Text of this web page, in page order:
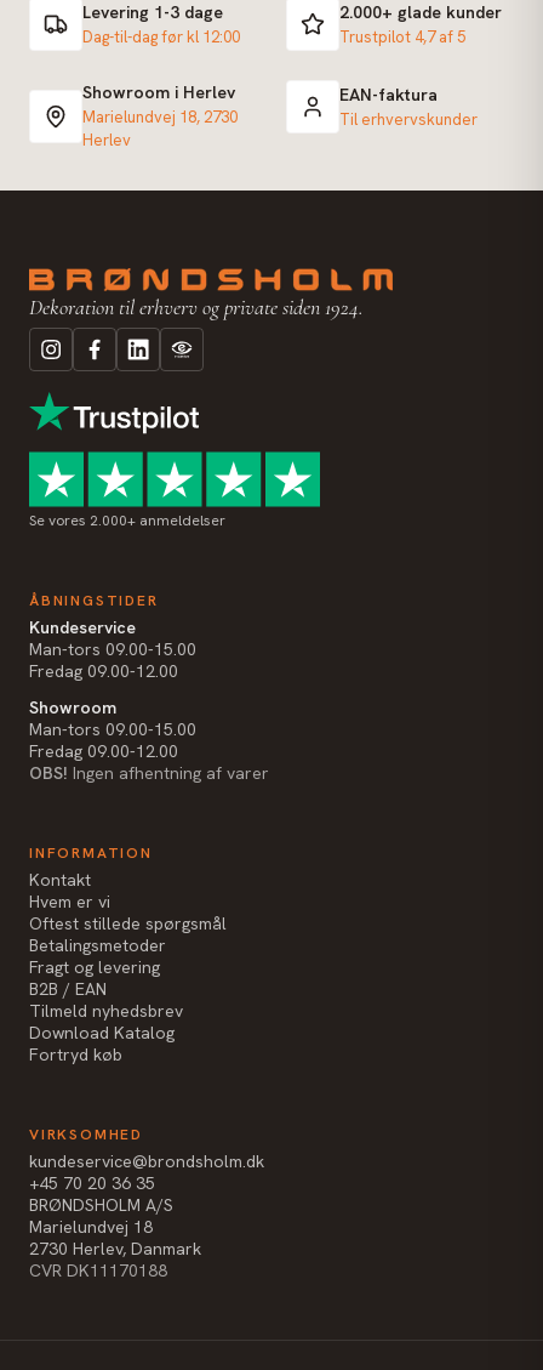
Levering 1-3 dage
Dag-til-dag før kl 12:00
2.000+ glade kunder
Trustpilot 4,7 af 5
Showroom i Herlev
Marielundvej 18, 2730
Herlev
EAN-faktura
Til erhvervskunder
Dekoration til erhverv og private siden 1924.
Se vores 2.000+ anmeldelser
ÅBNINGSTIDER
Kundeservice
Man-tors 09.00-15.00
Fredag 09.00-12.00
Showroom
Man-tors 09.00-15.00
Fredag 09.00-12.00
OBS! Ingen afhentning af varer
INFORMATION
Kontakt
Hvem er vi
Oftest stillede spørgsmål
Betalingsmetoder
Fragt og levering
B2B / EAN
Tilmeld nyhedsbrev
Download Katalog
Fortryd køb
VIRKSOMHED
kundeservice@brondsholm.dk
+45 70 20 36 35
BRØNDSHOLM A/S
Marielundvej 18
2730 Herlev, Danmark
CVR DK11170188